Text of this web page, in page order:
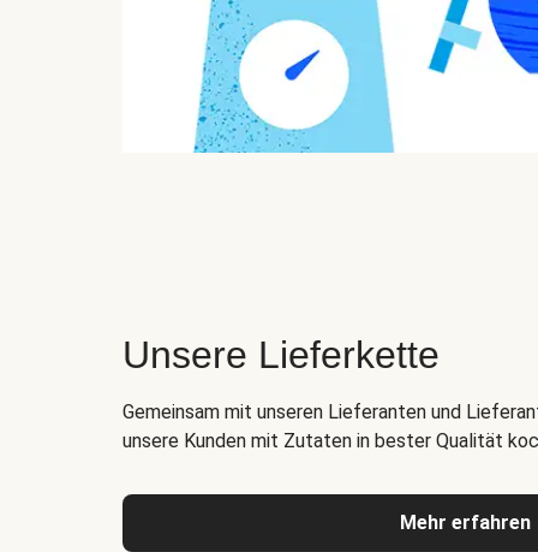
Unsere Lieferkette
Gemeinsam mit unseren Lieferanten und
unsere Kunden mit Zutaten in bester Qualität
Mehr erfahren